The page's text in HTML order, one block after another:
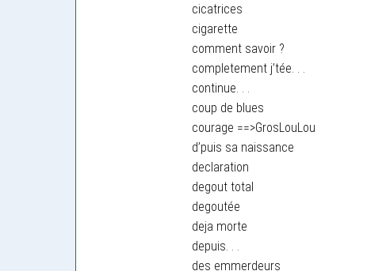
cicatrices
cigarette
comment savoir ?
completement j’tée. . .
continue. . .
coup de blues
courage ==>GrosLouLou
d’puis sa naissance
declaration
degout total
degoutée
deja morte
depuis. . .
des emmerdeurs